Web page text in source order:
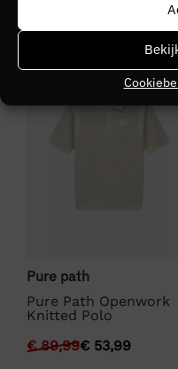
VZ26
Kleurgroep
Pure path
Pure Path Openwork
Knitted Polo
€89,99€ 53,99